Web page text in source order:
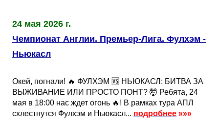
24 мая 2026 г.
Чемпионат Англии. Премьер-Лига. Фулхэм -
Ньюкасл
Окей, погнали! 🔥 ФУЛХЭМ 🆚 НЬЮКАСЛ: БИТВА ЗА
ВЫЖИВАНИЕ ИЛИ ПРОСТО ПОНТ? 🤯 Ребята, 24
мая в 18:00 нас ждет огонь 🔥! В рамках тура АПЛ
схлестнутся Фулхэм и Ньюкасл... подробнее »»»